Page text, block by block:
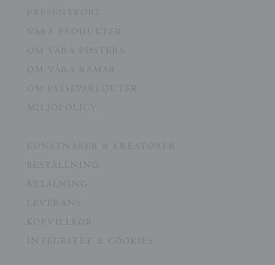
PRESENTKORT
VÅRA PRODUKTER
OM VÅRA POSTERS
OM VÅRA RAMAR
OM PASSEPARTOUTER
MILJÖPOLICY
KONSTNÄRER & KREATÖRER
BESTÄLLNING
BETALNING
LEVERANS
KÖPVILLKOR
INTEGRITET & COOKIES